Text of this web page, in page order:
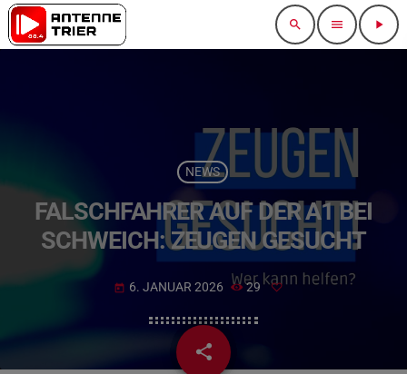
search menu play_arrow
NEWS
FALSCHFAHRER AUF DER A1 BEI
SCHWEICH: ZEUGEN GESUCHT
today 6. JANUAR 2026 29
share
email